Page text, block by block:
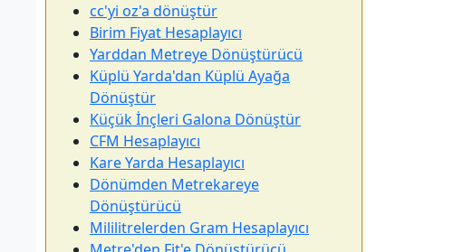
cc'yi oz'a dönüştür
Birim Fiyat Hesaplayıcı
Yarddan Metreye Dönüştürücü
Küplü Yarda'dan Küplü Ayağa
Dönüştür
Küçük İnçleri Galona Dönüştür
CFM Hesaplayıcı
Kare Yarda Hesaplayıcı
Dönümden Metrekareye
Dönüştürücü
Mililitrelerden Gram Hesaplayıcı